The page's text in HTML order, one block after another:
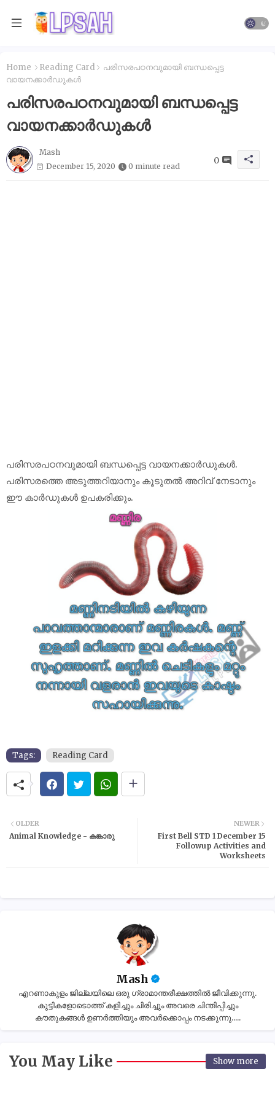
Home Reading Card
പരിസരപഠനവുമായി ബന്ധപ്പെട്ട
വായനക്കാർഡുകൾ
പരിസരപഠനവുമായി ബന്ധപ്പെട്ട
വായനക്കാർഡുകൾ
Mash
December 15, 2020
0 minute read
0
പരിസരപഠനവുമായി ബന്ധപ്പെട്ട വായനക്കാർഡുകൾ.
പരിസരത്തെ അടുത്തറിയാനും കൂടുതൽ അറിവ് നേടാനും
ഈ കാർഡുകൾ ഉപകരിക്കും.
Tags: Reading Card
NEWER
First Bell STD 1 December 15
Followup Activities and
Worksheets
OLDER
Animal Knowledge - കങ്കാരു
Mash
എറണാകുളം ജില്ലയിലെ ഒരു ഗ്രാമാന്തരീക്ഷത്തിൽ ജീവിക്കുന്നു.
കുട്ടികളോടൊത്ത് കളിച്ചും ചിരിച്ചും അവരെ ചിന്തിപ്പിച്ചും
കൗതുകങ്ങൾ ഉണർത്തിയും അവർക്കൊപ്പം നടക്കുന്നു.....
You May Like Show more